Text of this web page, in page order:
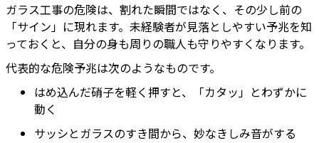
ガラス工事の危険は、割れた瞬間ではなく、その少し前の
「サイン」に現れます。未経験者が見落としやすい予兆を知
っておくと、自分の身も周りの職人も守りやすくなります。
代表的な危険予兆は次のようなものです。
はめ込んだ硝子を軽く押すと、「カタッ」とわずかに
動く
サッシとガラスのすき間から、妙なきしみ音がする